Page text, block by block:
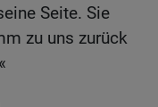
Seite. Sie
zu uns zurück